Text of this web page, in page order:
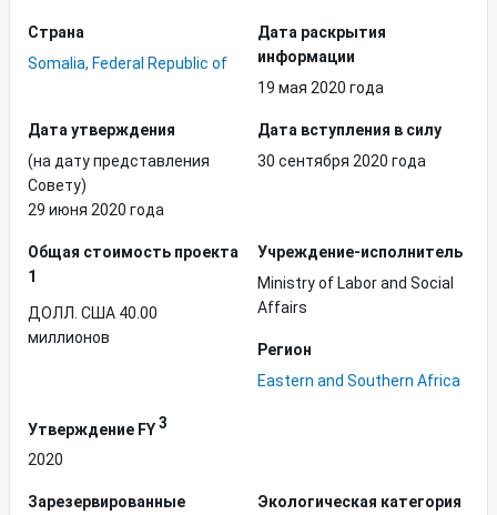
Страна
Somalia, Federal Republic of
Дата раскрытия
информации
19 мая 2020 года
Дата утверждения
(на дату представления
Совету)
29 июня 2020 года
Дата вступления в силу
30 сентября 2020 года
Общая стоимость проекта
1
ДОЛЛ. США 40.00
миллионов
Учреждение-исполнитель
Ministry of Labor and Social
Affairs
Регион
Eastern and Southern Africa
Утверждение FY3
2020
Зарезервированные
Экологическая категория